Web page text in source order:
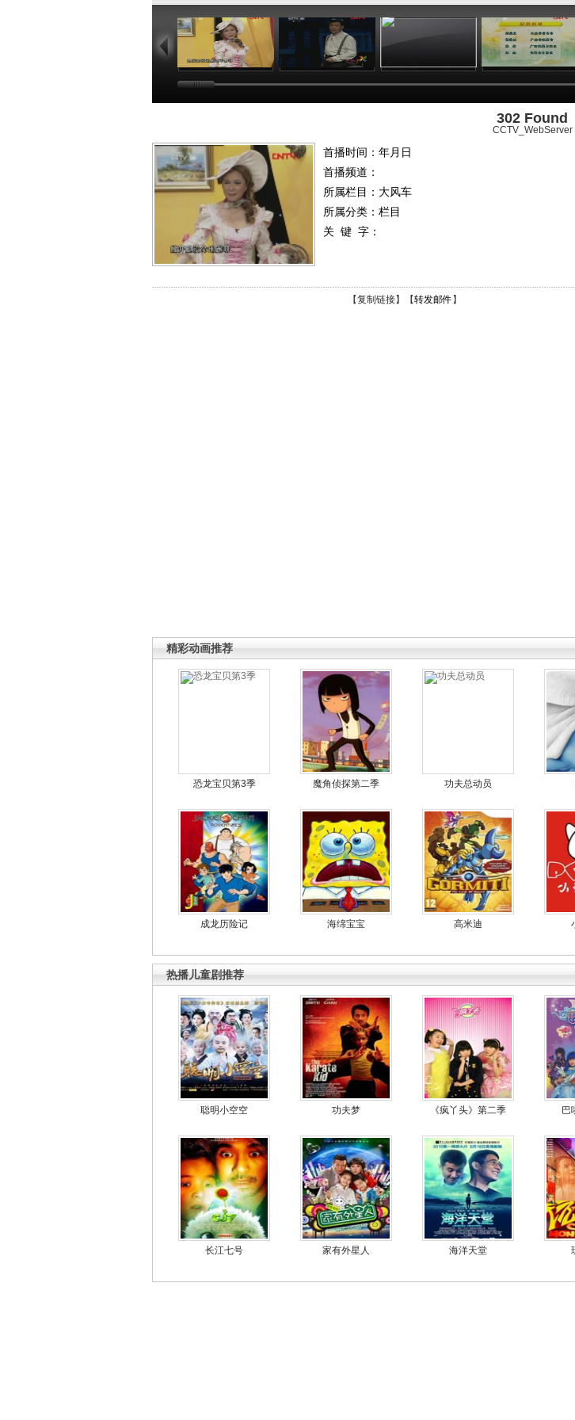
04:59 17:28 04:59 00:19
302 Found
CCTV_WebServer
首播时间：年月日
首播频道：
所属栏目： 大风车
所属分类：栏目
关 键 字：
【复制链接】【转发邮件 】
精彩动画推荐
恐龙宝贝第3季 魔角侦探第二季 功夫总动员
成龙历险记 海绵宝宝 高米迪
热播儿童剧推荐
聪明小空空 功夫梦 《疯丫头》第二季 巴
长江七号 家有外星人 海洋天堂